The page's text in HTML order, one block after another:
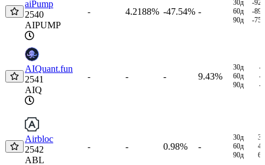
aiPump
2540
AIPUMP
- 4.2188% -47.54% -
30д
-
60д
-
90д
-
AIQuant.fun
2541
AIQ
- - - 9.43%
30д
-
60д
-
90д
-
Airbloc
2542
ABL
- - 0.98% -
30д
60д
90д